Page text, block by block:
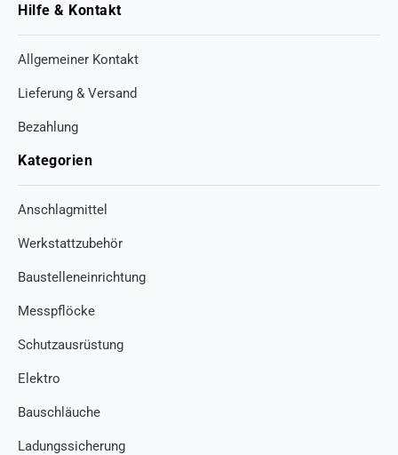
Hilfe & Kontakt
Allgemeiner Kontakt
Lieferung & Versand
Bezahlung
Kategorien
Anschlagmittel
Werkstattzubehör
Baustelleneinrichtung
Messpflöcke
Schutzausrüstung
Elektro
Bauschläuche
Ladungssicherung